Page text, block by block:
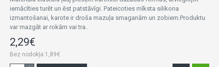
iemācīties turēt un ēst patstāvīgi. Pateicoties mīksta silikona
izmantošanai, karote ir droša mazuļa smaganām un zobiem.Produktu
var mazgāt ar rokām vai tra..
2,29€
Bez nodokļa:1,89€